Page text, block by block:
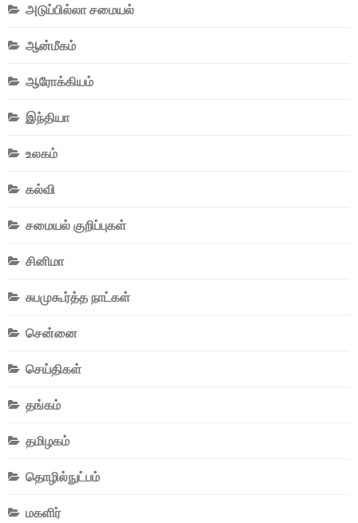
அடுப்பில்லா சமையல்
ஆன்மீகம்
ஆரோக்கியம்
இந்தியா
உலகம்
கல்வி
சமையல் குறிப்புகள்
சினிமா
சுபமுகூர்த்த நாட்கள்
சென்னை
செய்திகள்
தங்கம்
தமிழகம்
தொழில்நுட்பம்
மகளிர்